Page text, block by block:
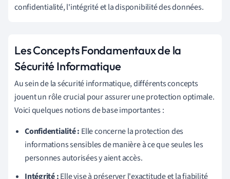
confidentialité, l'intégrité et la disponibilité des données.
Les Concepts Fondamentaux de la
Sécurité Informatique
Au sein de la sécurité informatique, différents concepts
jouent un rôle crucial pour assurer une protection optimale.
Voici quelques notions de base importantes :
Confidentialité : Elle concerne la protection des
informations sensibles de manière à ce que seules les
personnes autorisées y aient accès.
Intégrité :Elle vise à préserver l'exactitude et la fiabilité